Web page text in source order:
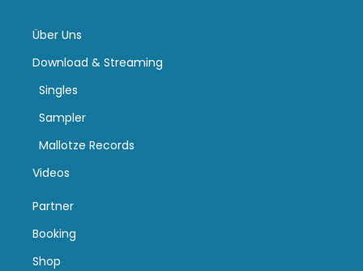
Über Uns
Download & Streaming
Singles
Sampler
Mallotze Records
Videos
Partner
Booking
Shop